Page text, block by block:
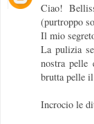
Ciao!
(purtroppo
Il mio
La pulizia
nostra pelle
brutta pelle
Incrocio le